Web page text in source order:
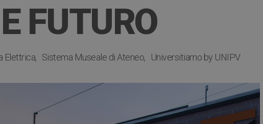
FUTURO
Elettrica Sistema Museale di Ateneo Universitiamo by UNIPV